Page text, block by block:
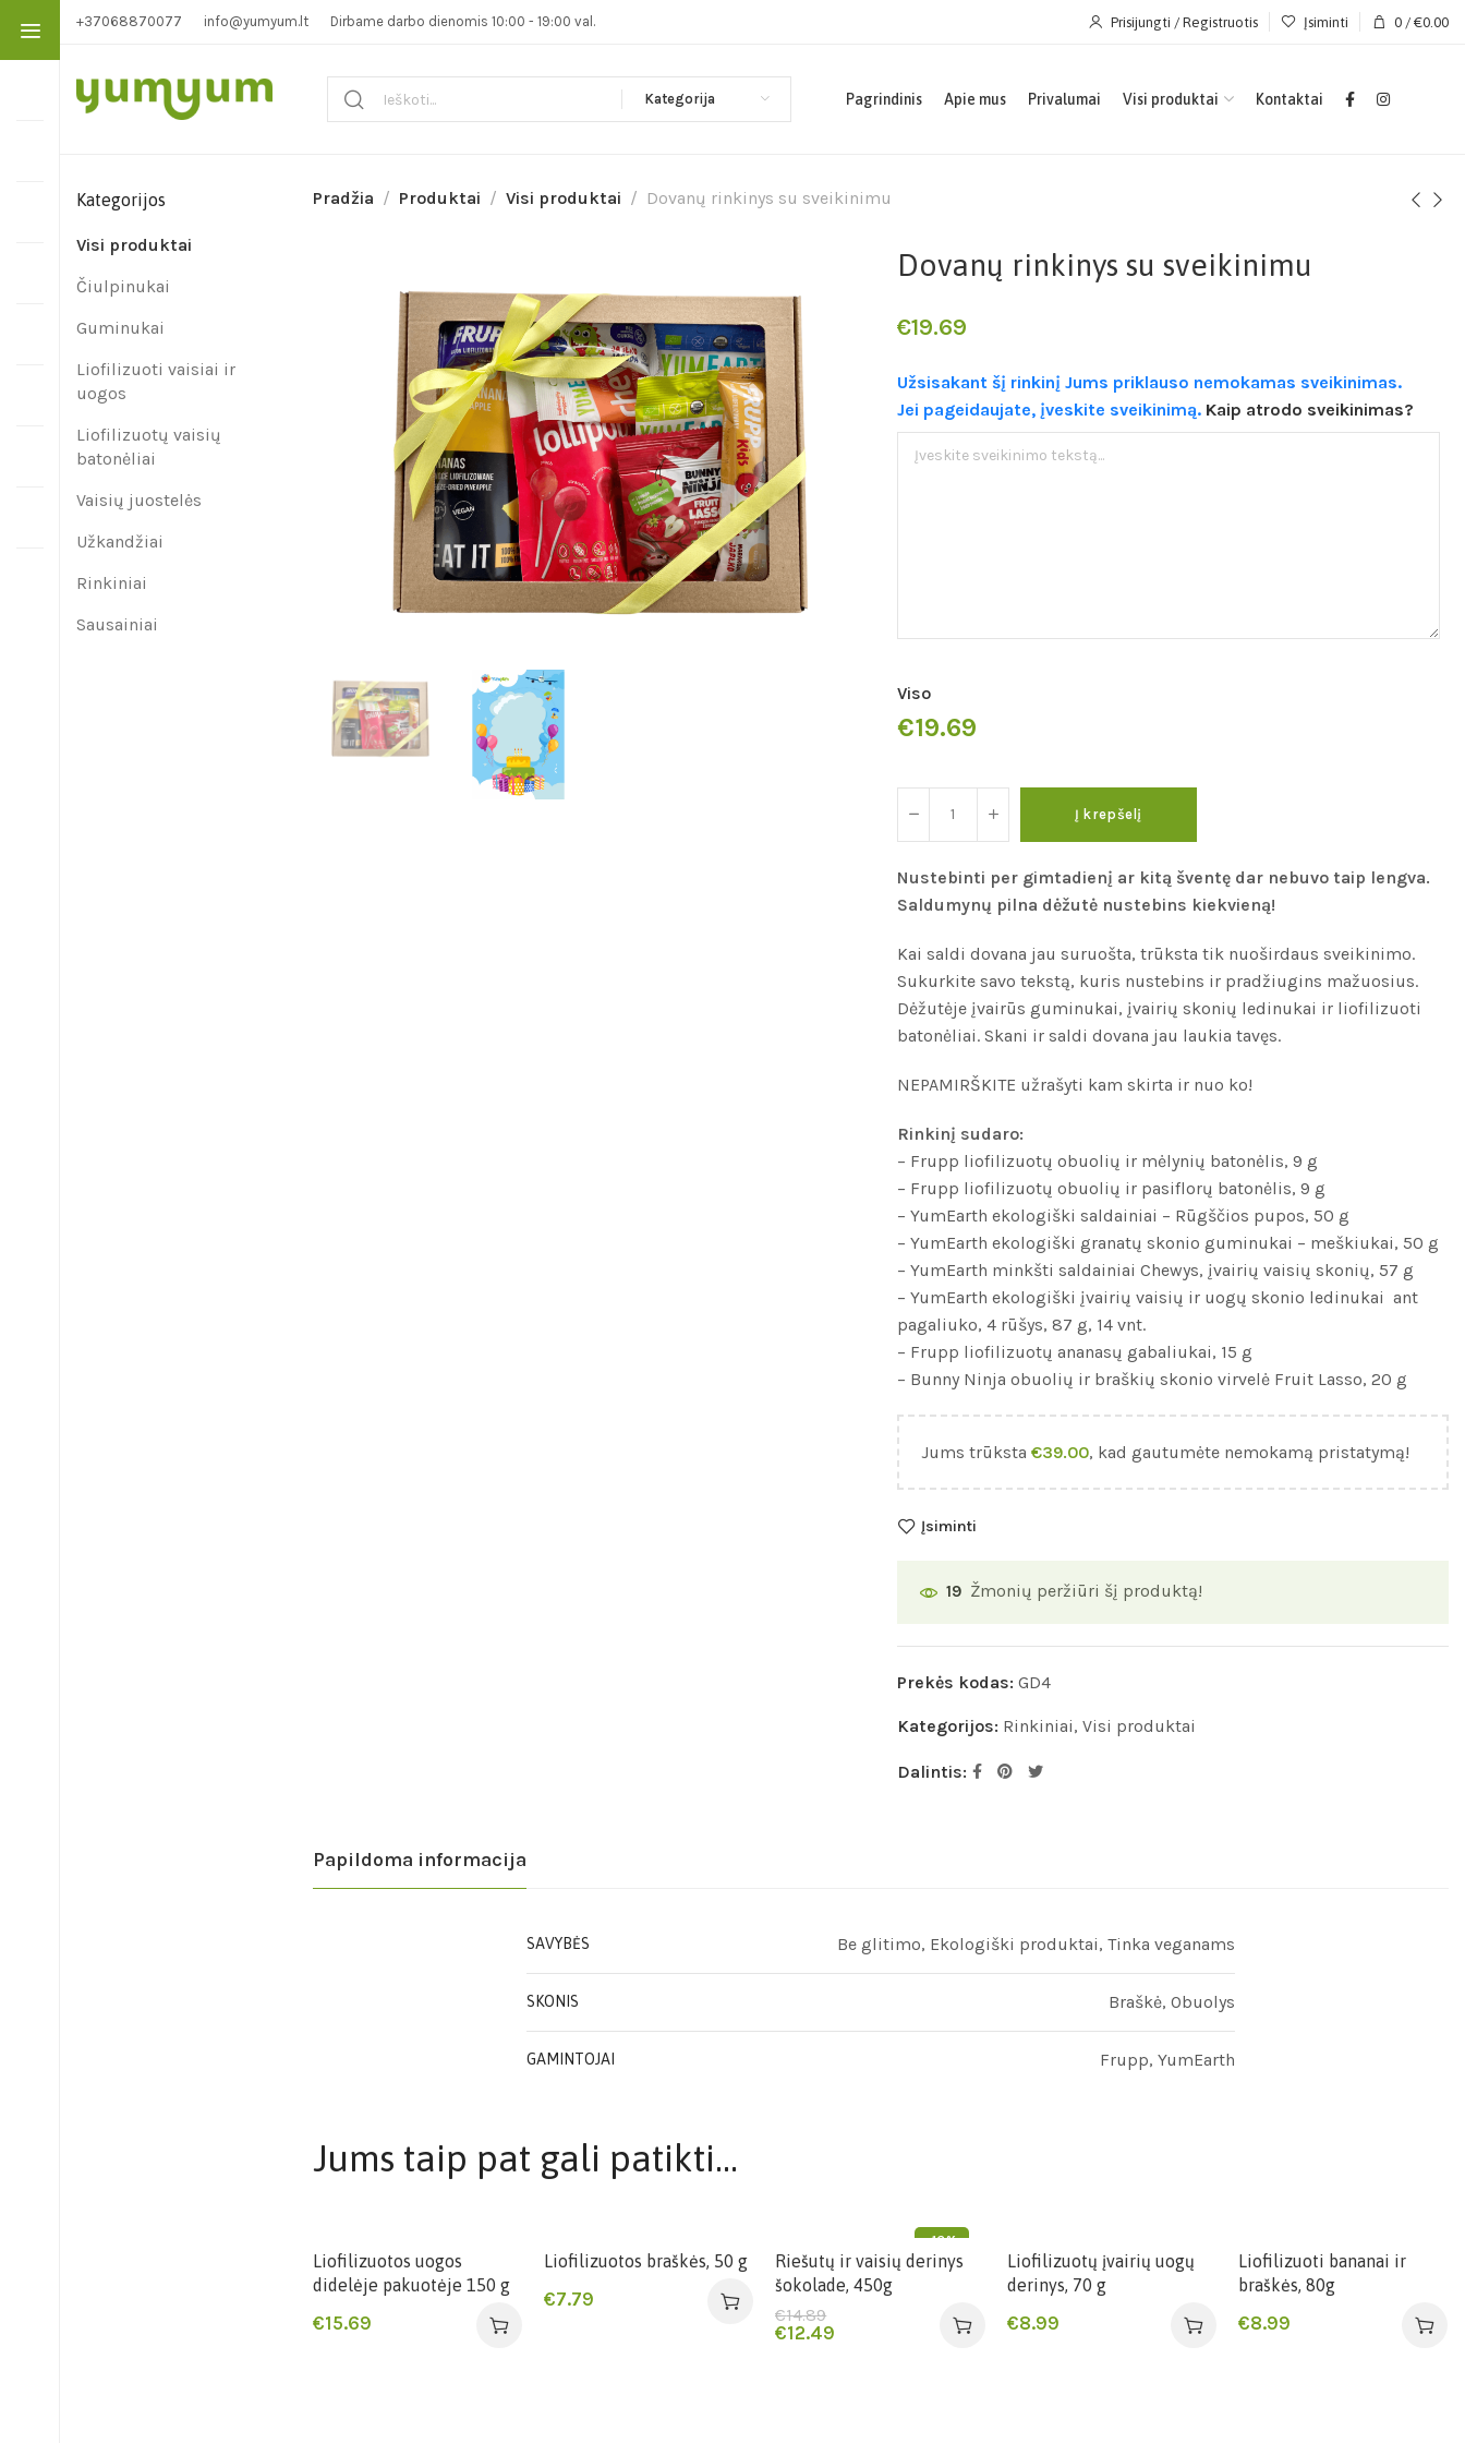
+37068870077 info@yumyum.lt Dirbame darbo dienomis 10:00 - 19:00 val. Prisijungti / Registruotis Įsiminti 0 / €0.00
Kategorija Pagrindinis Apie mus Privalumai Visi produktai Kontaktai
Pradžia Produktai Visi produktai Dovanų rinkinys su sveikinimu
Dovanų rinkinys su sveikinimu
€19.69
Užsisakant šį rinkinį Jums priklauso nemokamas sveikinimas.
Jei pageidaujate, įveskite sveikinimą. Kaip atrodo sveikinimas?
Viso
€19.69
Į krepšelį
Nustebinti per gimtadienį ar kitą šventę dar nebuvo taip lengva.
Saldumynų pilna dėžutė nustebins kiekvieną!
Kai saldi dovana jau suruošta, trūksta tik nuoširdaus sveikinimo.
Sukurkite savo tekstą, kuris nustebins ir pradžiugins mažuosius.
Dėžutėje įvairūs guminukai, įvairių skonių ledinukai ir liofilizuoti
batonėliai. Skani ir saldi dovana jau laukia tavęs.
NEPAMIRŠKITE užrašyti kam skirta ir nuo ko!
Rinkinį sudaro:
– Frupp liofilizuotų obuolių ir mėlynių batonėlis, 9 g
– Frupp liofilizuotų obuolių ir pasiflorų batonėlis, 9 g
– YumEarth ekologiški saldainiai – Rūgščios pupos, 50 g
– YumEarth ekologiški granatų skonio guminukai – meškiukai, 50 g
– YumEarth minkšti saldainiai Chewys, įvairių vaisių skonių, 57 g
– YumEarth ekologiški įvairių vaisių ir uogų skonio ledinukai ant
pagaliuko, 4 rūšys, 87 g, 14 vnt.
– Frupp liofilizuotų ananasų gabaliukai, 15 g
– Bunny Ninja obuolių ir braškių skonio virvelė Fruit Lasso, 20 g
Jums trūksta €39.00, kad gautumėte nemokamą pristatymą!
Įsiminti
19 Žmonių peržiūri šį produktą!
Prekės kodas: GD4
Kategorijos: Rinkiniai, Visi produktai
Dalintis:
Papildoma informacija
SAVYBĖS Be glitimo, Ekologiški produktai, Tinka veganams
SKONIS Braškė, Obuolys
GAMINTOJAI Frupp, YumEarth
Jums taip pat gali patikti…
Liofilizuotos uogos
didelėje pakuotėje 150 g
€15.69
Liofilizuotos braškės, 50 g
€7.79
-16%
Riešutų ir vaisių derinys
šokolade, 450g
€14.89
€12.49
Liofilizuotų įvairių uogų
derinys, 70 g
€8.99
Liofilizuoti bananai ir
braškės, 80g
€8.99
Kategorijos
Visi produktai
Čiulpinukai
Guminukai
Liofilizuoti vaisiai ir
uogos
Liofilizuotų vaisių
batonėliai
Vaisių juostelės
Užkandžiai
Rinkiniai
Sausainiai